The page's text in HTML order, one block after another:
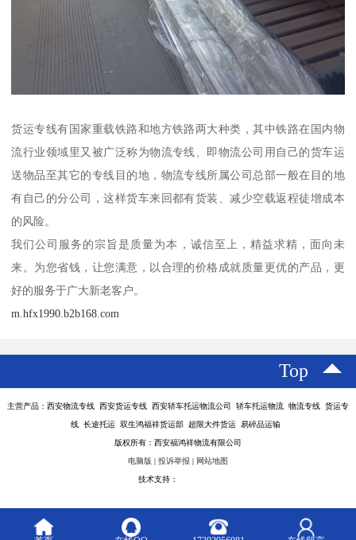
货运专线有国家重载铁路和地方铁路两大种类，其中铁路在国内物
流行业领域里又被广泛称为物流专线、即物流公司用自己的货车运
送物品至其它的专线目的地，物流专线所属公司总部一般在目的地
有自己的分公司，这样货车来回都有货装、减少空载返程徒增成本
的风险。
我们公司服务的宗旨是质量为本，诚信至上，精益求精，面向未
来。为您省钱，让您满意，以合理的价格成就质量更优的产品，更
好的服务于广大新老客户。
m.hfx1990.b2b168.com
Top
主营产品：西安物流专线 西安货运专线 西安轿车托运物流公司 轿车托运物流 物流专线 货运专
线 长途托运 双生鸿福祥货运部 超限大件货运 易碎品运输
版权所有：西安福鸿祥物流有限公司
电脑版 | 投诉举报 | 网站地图
技术支持：